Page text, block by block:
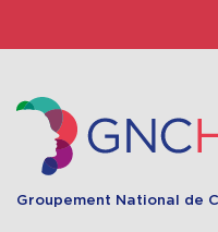
Groupement National de